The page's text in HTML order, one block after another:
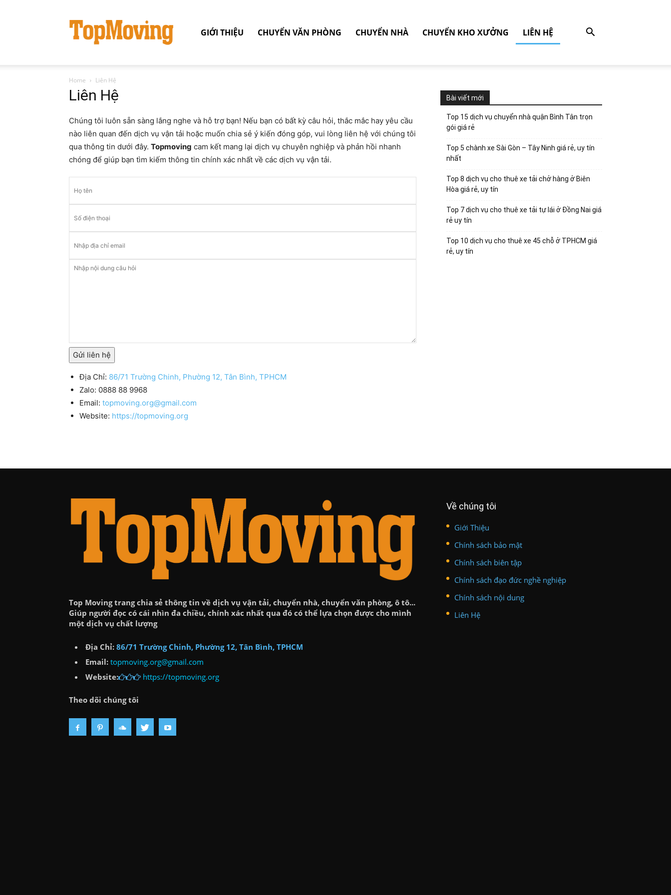
GIỚI THIỆU CHUYỂN VĂN PHÒNG CHUYỂN NHÀ CHUYỂN KHO XƯỞNG LIÊN HỆ
Home Liên Hệ
Liên Hệ
Chúng tôi luôn sẵn sàng lắng nghe và hỗ trợ bạn! Nếu bạn có bất kỳ câu hỏi, thắc mắc hay yêu cầu
nào liên quan đến dịch vụ vận tải hoặc muốn chia sẻ ý kiến đóng góp, vui lòng liên hệ với chúng tôi
qua thông tin dưới đây. Topmoving cam kết mang lại dịch vụ chuyên nghiệp và phản hồi nhanh
chóng để giúp bạn tìm kiếm thông tin chính xác nhất về các dịch vụ vận tải.
Gửi liên hệ
Địa Chỉ: 86/71 Trường Chinh, Phường 12, Tân Bình, TPHCM
Zalo: 0888 88 9968
Email: topmoving.org@gmail.com
Website: https://topmoving.org
Bài viết mới
Top 15 dịch vụ chuyển nhà quận Bình Tân trọn
gói giá rẻ
Top 5 chành xe Sài Gòn – Tây Ninh giá rẻ, uy tín
nhất
Top 8 dịch vụ cho thuê xe tải chở hàng ở Biên
Hòa giá rẻ, uy tín
Top 7 dịch vụ cho thuê xe tải tự lái ở Đồng Nai giá
rẻ uy tín
Top 10 dịch vụ cho thuê xe 45 chỗ ở TPHCM giá
rẻ, uy tín
Top Moving trang chia sẻ thông tin về dịch vụ vận tải, chuyển nhà, chuyển văn phòng, ô tô...
Giúp người đọc có cái nhìn đa chiều, chính xác nhất qua đó có thể lựa chọn được cho mình
một dịch vụ chất lượng
Địa Chỉ: 86/71 Trường Chinh, Phường 12, Tân Bình, TPHCM
Email: topmoving.org@gmail.com
Website:
https://topmoving.org
Theo dõi chúng tôi
Về chúng tôi
Giới Thiệu
Chính sách bảo mật
Chính sách biên tập
Chính sách đạo đức nghề nghiệp
Chính sách nội dung
Liên Hệ